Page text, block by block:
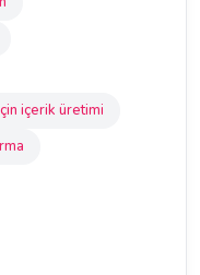
içerik üretimi